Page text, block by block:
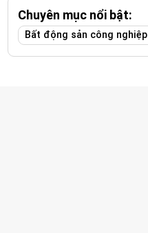
Chuyên mục nổi bật:
Bất động sản công nghiệp